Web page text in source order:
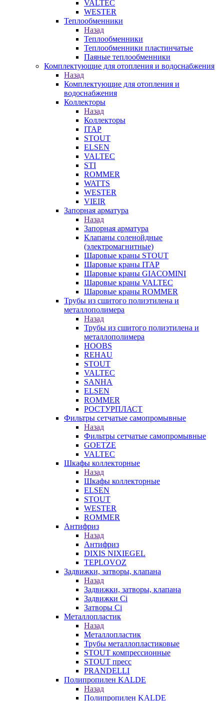
VALTEC
WESTER
Теплообменники
Назад
Теплообменники
Теплообменники пластинчатые
Паяные теплообменники
Комплектующие для отопления и водоснабжения
Назад
Комплектующие для отопления и
водоснабжения
Коллекторы
Назад
Коллекторы
ITAP
STOUT
ELSEN
VALTEC
STI
ROMMER
WATTS
WESTER
VIEIR
Запорная арматура
Назад
Запорная арматура
Клапаны соленойдные
(электромагнитные)
Шаровые краны STOUT
Шаровые краны ITAP
Шаровые краны GIACOMINI
Шаровые краны VALTEC
Шаровые краны ROMMER
Трубы из сшитого полиэтилена и
металлополимера
Назад
Трубы из сшитого полиэтилена и
металлополимера
HOOBS
REHAU
STOUT
VALTEC
SANHA
ELSEN
ROMMER
РОСТУРПЛАСТ
Фильтры сетчатые самопромывные
Назад
Фильтры сетчатые самопромывные
GOETZE
VALTEC
Шкафы коллекторные
Назад
Шкафы коллекторные
ELSEN
STOUT
WESTER
ROMMER
Антифриз
Назад
Антифриз
DIXIS NIXIEGEL
TEPLOVOZ
Задвижки, затворы, клапана
Назад
Задвижки, затворы, клапана
Задвижки Ci
Затворы Ci
Металлопластик
Назад
Металлопластик
Трубы металлопластиковые
STOUT компрессионные
STOUT пресс
PRANDELLI
Полипропилен KALDE
Назад
Полипропилен KALDE